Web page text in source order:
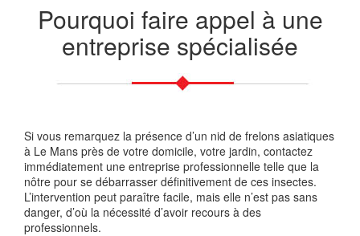
Pourquoi faire appel à une
entreprise spécialisée
Si vous remarquez la présence d’un nid de frelons asiatiques
à Le Mans près de votre domicile, votre jardin, contactez
immédiatement une entreprise professionnelle telle que la
nôtre pour se débarrasser définitivement de ces insectes.
L’intervention peut paraître facile, mais elle n’est pas sans
danger, d’où la nécessité d’avoir recours à des
professionnels.